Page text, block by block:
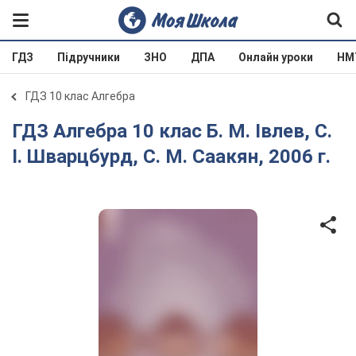
ГДЗ Підручники ЗНО ДПА Онлайн уроки
ГДЗ 10 клас Алгебра
ГДЗ Алгебра 10 клас Б. М. Івлев, С.
І. Шварцбурд, С. М. Саакян, 2006 г.